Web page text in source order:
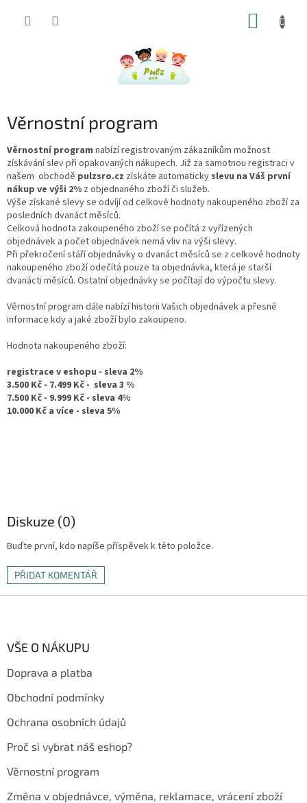
Věrnostní program
Věrnostní program nabízí registrovaným zákazníkům možnost
získávání slev při opakovaných nákupech. Již za samotnou registraci v
našem obchodě pulzsro.cz získáte automaticky slevu na Váš první
nákup ve výši 2% z objednaného zboží či služeb.
Výše získané slevy se odvíjí od celkové hodnoty nakoupeného zboží za
posledních dvanáct měsíců.
Celková hodnota zakoupeného zboží se počítá z vyřízených
objednávek a počet objednávek nemá vliv na výši slevy.
Při překročení stáří objednávky o dvanáct měsíců se z celkové hodnoty
nakoupeného zboží odečítá pouze ta objednávka, která je starší
dvanácti měsíců. Ostatní objednávky se počítají do výpočtu slevy.
Věrnostní program dále nabízí historii Vašich objednávek a přesné
informace kdy a jaké zboží bylo zakoupeno.
Hodnota nakoupeného zboží:
registrace v eshopu - sleva 2%
3.500 Kč - 7.499 Kč - sleva 3 %
7.500 Kč - 9.999 Kč - sleva 4%
10.000 Kč a více - sleva 5%
Diskuze (0)
Buďte první, kdo napíše příspěvek k této položce.
PŘIDAT KOMENTÁŘ
VŠE O NÁKUPU
Doprava a platba
Obchodní podmínky
Ochrana osobních údajů
Proč si vybrat náš eshop?
Věrnostní program
Změna v objednávce, výměna, reklamace, vrácení zboží